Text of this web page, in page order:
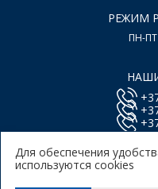
РЕЖИМ
ПН-ПТ
Для обеспечения
используются cookies